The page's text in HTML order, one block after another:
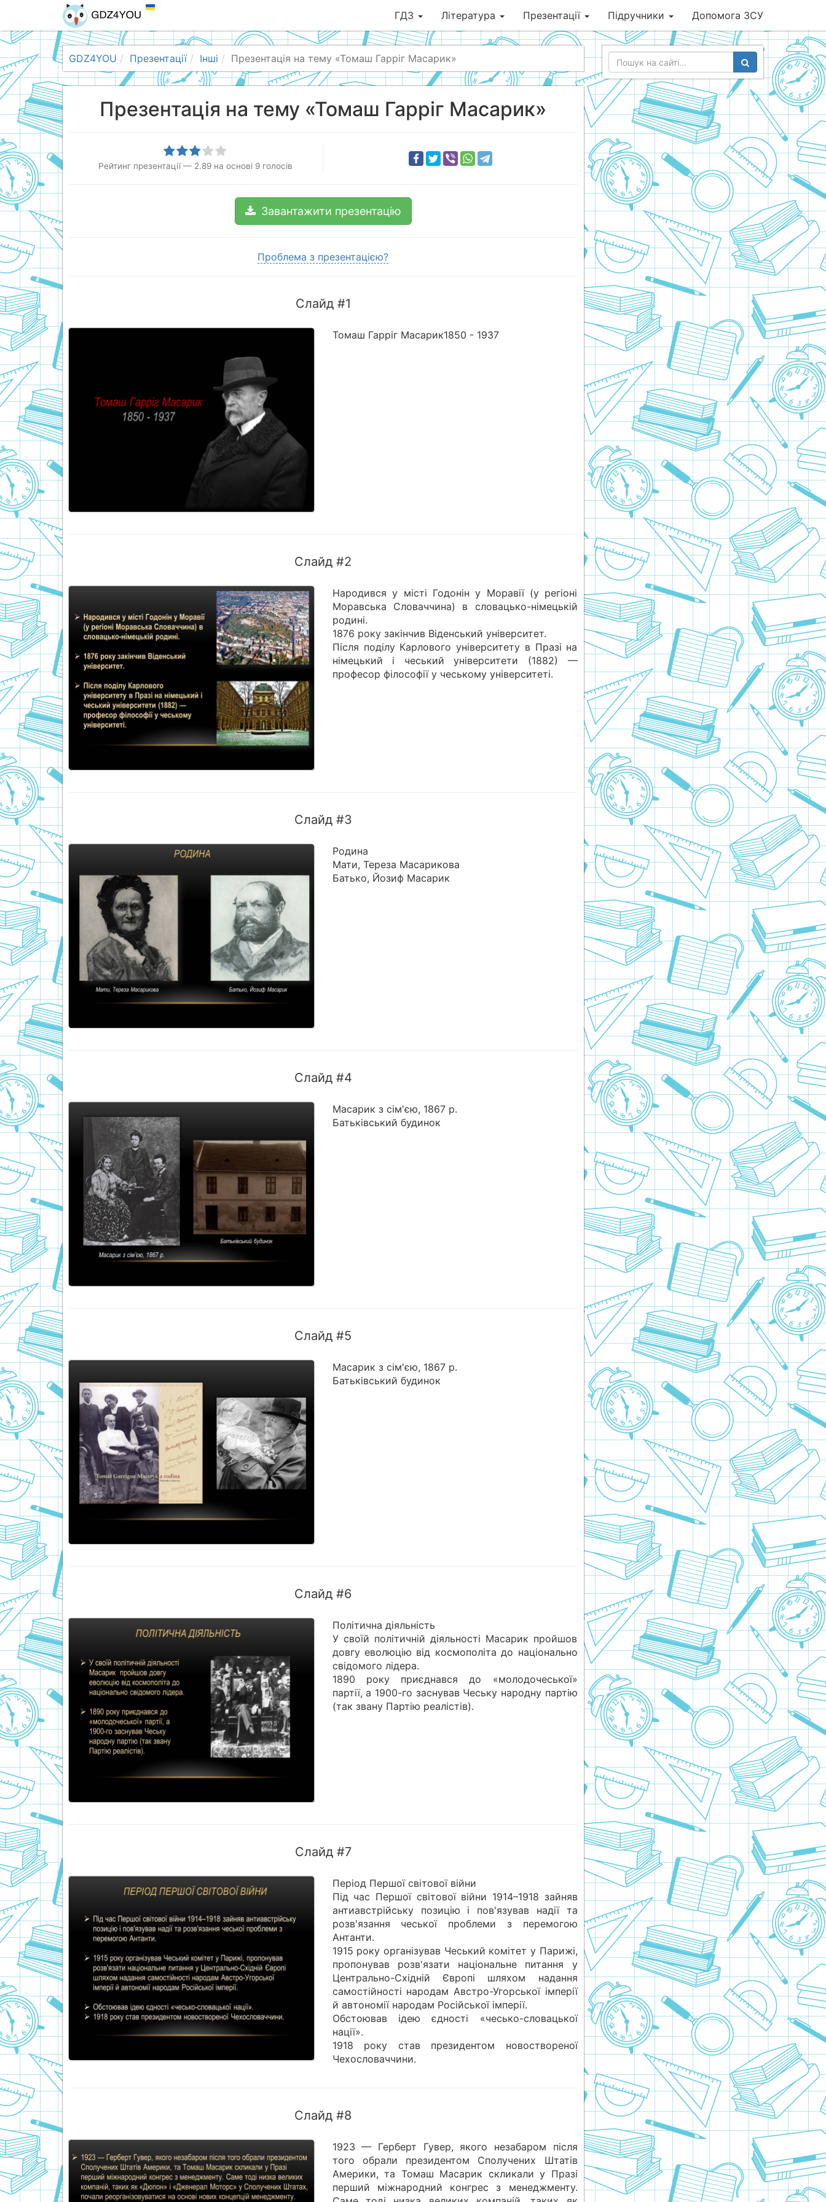
ГДЗ Література Презентації Підручники Допомога ЗСУ
GDZ4YOU Презентації Інші Презентація на тему «Томаш Гарріг Масарик»
Презентація на тему «Томаш Гарріг Масарик»
Рейтинг презентації — 2.89 на основі 9 голосів
Завантажити презентацію
Проблема з презентацією?
Слайд #1
Томаш Гарріг Масарик1850 - 1937
Слайд #2
Народився у місті Годонін у Моравії (у регіоні
Моравська Словаччина) в словацько-німецькій
родині.
1876 року закінчив Віденський університет.
Після поділу Карлового університету в Празі на
німецький і чеський університети (1882) —
професор філософії у чеському університеті.
Слайд #3
Родина
Мати, Тереза Масарикова
Батько, Йозиф Масарик
Слайд #4
Масарик з сім'єю, 1867 р.
Батьківський будинок
Слайд #5
Масарик з сім'єю, 1867 р.
Батьківський будинок
Слайд #6
Політична діяльність
У своїй політичній діяльності Масарик пройшов
довгу еволюцію від космополіта до національно
свідомого лідера.
1890 року приєднався до «молодочеської»
партії, а 1900-го заснував Чеську народну партію
(так звану Партію реалістів).
Слайд #7
Період Першої світової війни
Під час Першої світової війни 1914–1918 зайняв
антиавстрійську позицію і пов'язував надії та
розв'язання чеської проблеми з перемогою
Антанти.
1915 року організував Чеський комітет у Парижі,
пропонував розв'язати національне питання у
Центрально-Східній Європі шляхом надання
самостійності народам Австро-Угорської імперії
й автономії народам Російської імперії.
Обстоював ідею єдності «чесько-словацької
нації».
1918 року став президентом новоствореної
Чехословаччини.
Слайд #8
1923 — Герберт Гувер, якого незабаром після
того обрали президентом Сполучених Штатів
Америки, та Томаш Масарик скликали у Празі
перший міжнародний конгрес з менеджменту.